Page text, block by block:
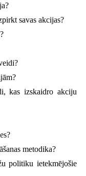
savas akcijas?
kas izskaidro akciju
metodika?
politiku ietekmējošie